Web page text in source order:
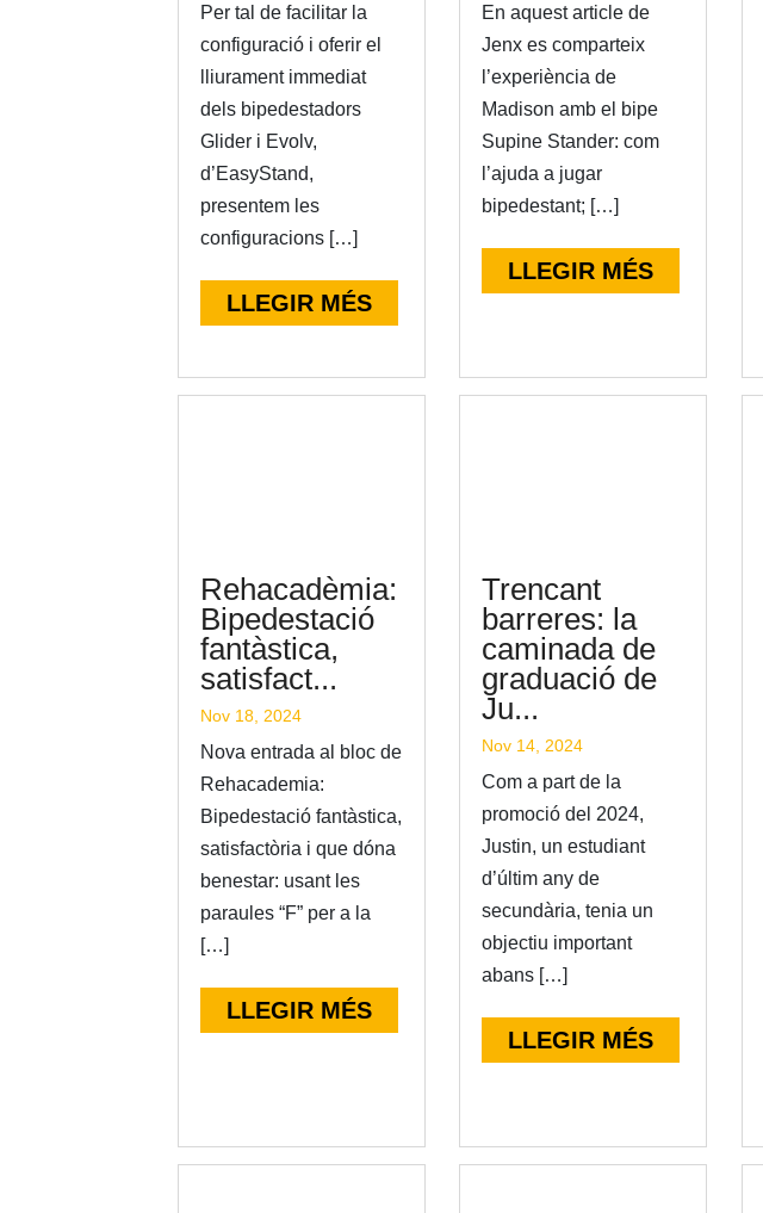
Per tal de facilitar la
configuració i oferir el
lliurament immediat
dels bipedestadors
Glider i Evolv,
d’EasyStand,
presentem les
configuracions […]
LLEGIR MÉS
En aquest article de
Jenx es comparteix
l’experiència de
Madison amb el bipe
Supine Stander: com
l’ajuda a jugar
bipedestant; […]
LLEGIR MÉS
Rehacadèmia:
Bipedestació
fantàstica,
satisfact...
Nov 18, 2024
Nova entrada al bloc de
Rehacademia:
Bipedestació fantàstica,
satisfactòria i que dóna
benestar: usant les
paraules “F” per a la
[…]
LLEGIR MÉS
Trencant
barreres: la
caminada de
graduació de
Ju...
Nov 14, 2024
Com a part de la
promoció del 2024,
Justin, un estudiant
d’últim any de
secundària, tenia un
objectiu important
abans […]
LLEGIR MÉS